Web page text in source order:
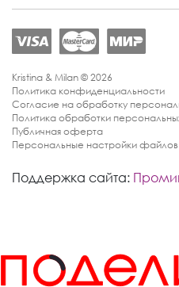
Kristina & Milan © 2026
Политика конфиденциальности
Согласие на обработку
Политика обработки
Публичная оферта
Персональные настройки
Поддержка сайта: